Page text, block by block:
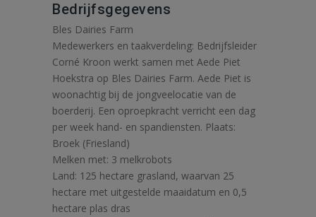
Bedrijfsgegevens
Bles Dairies Farm
Medewerkers en taakverdeling: Bedrijfsleider
Corné Kroon werkt samen met Aede Piet
Hoekstra op Bles Dairies Farm. Aede Piet is
woonachtig bij de jongveelocatie van de
boerderij. Een oproepkracht verricht een dag
per week hand- en spandiensten. Plaats:
Broek (Friesland)
Melken met: 3 melkrobots
Land: 125 hectare grasland, waarvan 25
hectare met uitgestelde maaidatum en 0,5
hectare plas dras